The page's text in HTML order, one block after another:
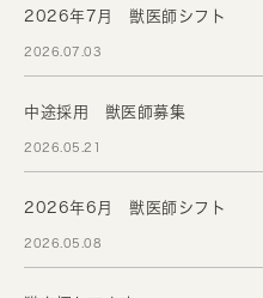
2026年7月 獣医師シフト
2026.07.03
中途採用 獣医師募集
2026.05.21
2026年6月 獣医師シフト
2026.05.08